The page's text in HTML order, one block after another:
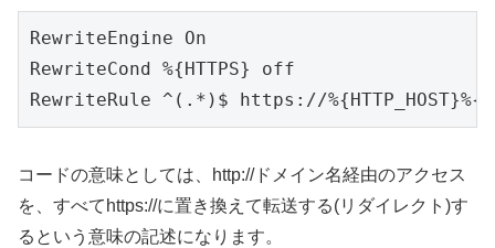
RewriteEngine On
RewriteCond %{HTTPS} off
RewriteRule ^(.*)$ https://
コードの意味としては、http://ドメイン名経由のアクセス
を、すべてhttps://に置き換えて転送する(リダイレクト)す
るという意味の記述になります。